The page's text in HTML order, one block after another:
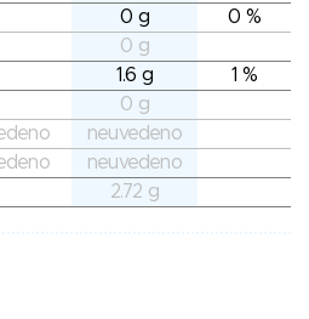
0 g
0 %
0 g
1.6 g
1 %
0 g
neuvedeno
neuvedeno
2.72 g